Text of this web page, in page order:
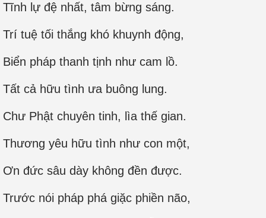
Tĩnh lự đệ nhất, tâm bừng sáng.
Trí tuệ tối thắng khó khuynh động,
Biển pháp thanh tịnh như cam lồ.
Tất cả hữu tình ưa buông lung.
Chư Phật chuyên tinh, lìa thế gian.
Thương yêu hữu tình như con một,
Ơn đức sâu dày không đền được.
Trước nói pháp phá giặc phiền não,